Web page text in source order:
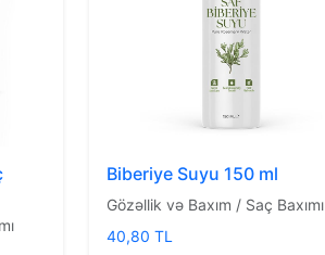
Biberiye Suyu 150 ml
Gözəllik və Baxım / Saç Baxımı
40,80 TL